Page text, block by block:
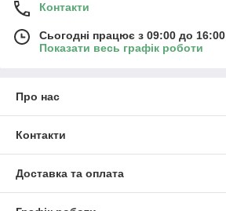
Контакти
Сьогодні працює з 09:00 до 16:00
Показати весь графік роботи
Про нас
Контакти
Доставка та оплата